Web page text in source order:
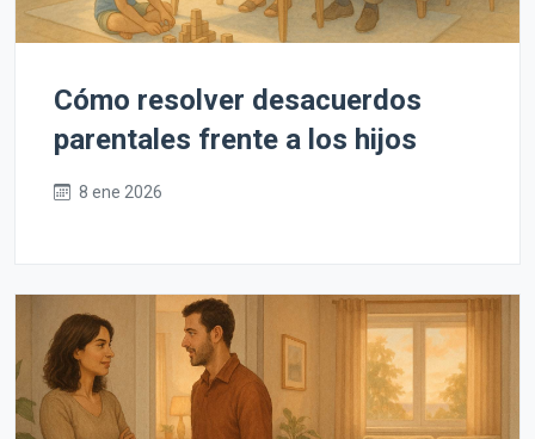
Cómo resolver desacuerdos
parentales frente a los hijos
8 ene 2026